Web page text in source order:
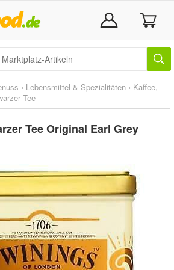
› Lebensmittel & Spezialitäten › Kaffee,
Tee
Tee Original Earl Grey